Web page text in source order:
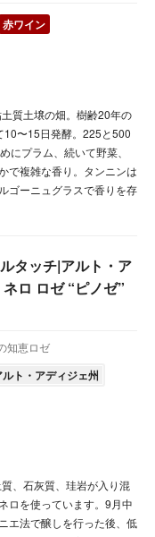
赤ワイン
質土壌の畑。樹齢20年の
10〜15日発酵。225と500
にプラム、続いて野菜、
で複雑な香り。タンニンは
ゴーニュグラスで香りを存
タッチ|アルト・ア
ロ ロゼ “ピノゼ”
知恵ロゼ
ト・アディジェ州
、石灰質、珪岩が入り混
ロを使っています。9月中
エ法で醸しを行った後、低